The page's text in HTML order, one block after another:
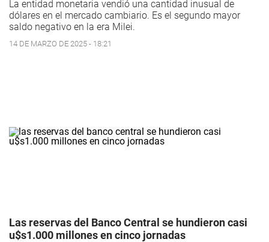
La entidad monetaria vendió una cantidad inusual de
dólares en el mercado cambiario. Es el segundo mayor
saldo negativo en la era Milei.
14 DE MARZO DE 2025 - 18:21
Las reservas del Banco Central se hundieron casi
u$s1.000 millones en cinco jornadas